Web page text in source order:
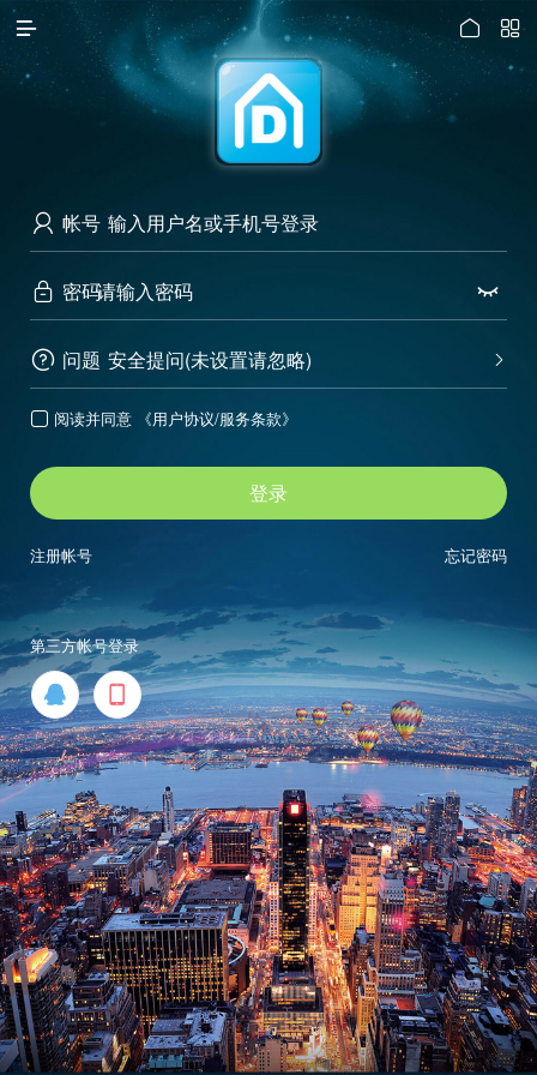
访问电脑版
 

 帐号
 密码 
 问题 
安全提问(未设置请忽略)
 阅读并同意 《用户协议/服务条款》
登录
忘记密码
注册帐号
第三方帐号登录
 